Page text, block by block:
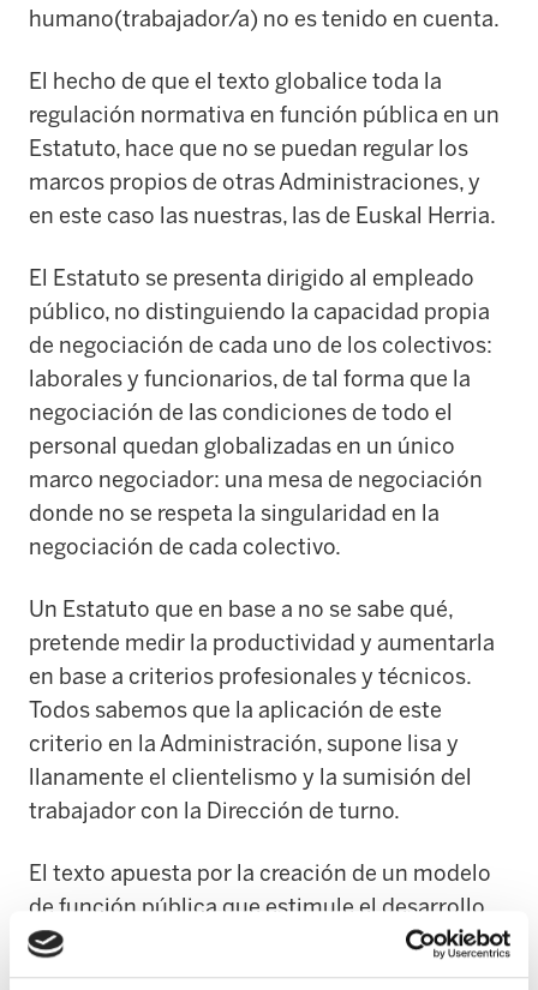
humano(trabajador/a) no es tenido en cuenta.
El hecho de que el texto globalice toda la
regulación normativa en función pública en un
Estatuto, hace que no se puedan regular los
marcos propios de otras Administraciones, y
en este caso las nuestras, las de Euskal Herria.
El Estatuto se presenta dirigido al empleado
público, no distinguiendo la capacidad propia
de negociación de cada uno de los colectivos:
laborales y funcionarios, de tal forma que la
negociación de las condiciones de todo el
personal quedan globalizadas en un único
marco negociador: una mesa de negociación
donde no se respeta la singularidad en la
negociación de cada colectivo.
Un Estatuto que en base a no se sabe qué,
pretende medir la productividad y aumentarla
en base a criterios profesionales y técnicos.
Todos sabemos que la aplicación de este
criterio en la Administración, supone lisa y
llanamente el clientelismo y la sumisión del
trabajador con la Dirección de turno.
El texto apuesta por la creación de un modelo
de función pública que estimule el desarrollo
personal y profesional de los empleados sin
tener en cuenta, por ejemplo, la pérdida de